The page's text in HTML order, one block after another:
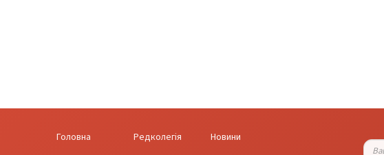
Головна Редколегія Новини